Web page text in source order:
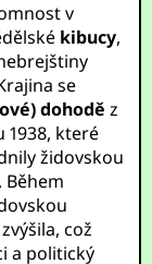
v
kibucy,
se
dohodě z
1938, které
židovskou
Během
což
a politický